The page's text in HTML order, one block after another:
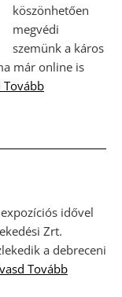
köszönhetően
megvédi
szemünk a káros
már online is
Tovább
idővel
Zrt.
a debreceni
Tovább